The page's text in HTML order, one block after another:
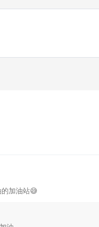
加油站😅